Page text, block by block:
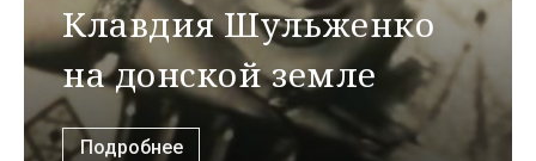
Клавдия Шульженко
на донской земле
Подробнее